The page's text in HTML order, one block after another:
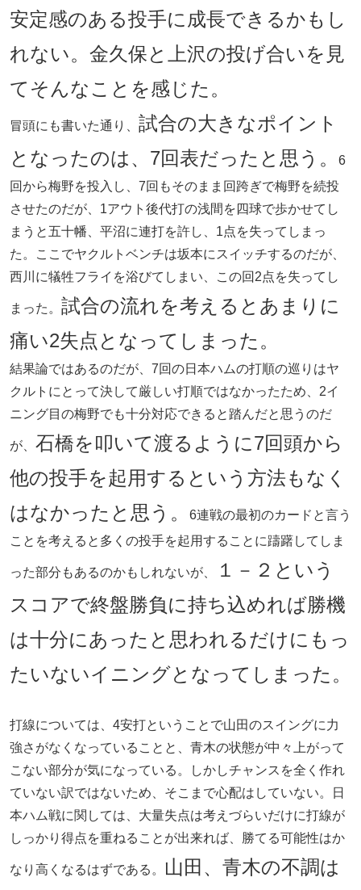
安定感のある投手に成長できるかもし
れない。金久保と上沢の投げ合いを見
てそんなことを感じた。
冒頭にも書いた通り、 試合の大きなポイント
となったのは、7回表だったと思う。
6
回から梅野を投入し、7回もそのまま回跨ぎで梅野を続投
させたのだが、1アウト後代打の浅間を四球で歩かせてし
まうと五十幡、平沼に連打を許し、1点を失ってしまっ
た。ここでヤクルトベンチは坂本にスイッチするのだが、
西川に犠牲フライを浴びてしまい、この回2点を失ってし
まった。 試合の流れを考えるとあまりに
痛い2失点となってしまった。
結果論ではあるのだが、7回の日本ハムの打順の巡りはヤ
クルトにとって決して厳しい打順ではなかったため、2イ
ニング目の梅野でも十分対応できると踏んだと思うのだ
が、 石橋を叩いて渡るように7回頭から
他の投手を起用するという方法もなく
はなかったと思う。
6連戦の最初のカードと言う
ことを考えると多くの投手を起用することに躊躇してしま
った部分もあるのかもしれないが、
１－２という
スコアで終盤勝負に持ち込めれば勝機
は十分にあったと思われるだけにもっ
たいないイニングとなってしまった。
打線については、4安打ということで山田のスイングに力
強さがなくなっていることと、青木の状態が中々上がって
こない部分が気になっている。しかしチャンスを全く作れ
ていない訳ではないため、そこまで心配はしていない。日
本ハム戦に関しては、大量失点は考えづらいだけに打線が
しっかり得点を重ねることが出来れば、勝てる可能性はか
なり高くなるはずである。
山田、青木の不調は